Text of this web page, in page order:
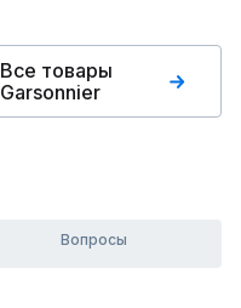
Все товары
Garsonnier
Вопросы